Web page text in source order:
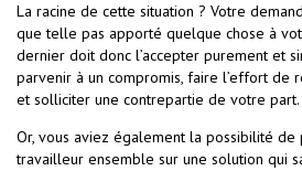
La racine de cette situation ? Votre
que telle pas apporté quelque chose à
dernier doit donc l’accepter purement et
parvenir à un compromis, faire l’effort de
et solliciter une contrepartie de votre part.
Or, vous aviez également la possibilité
travailleur ensemble sur une solution qui